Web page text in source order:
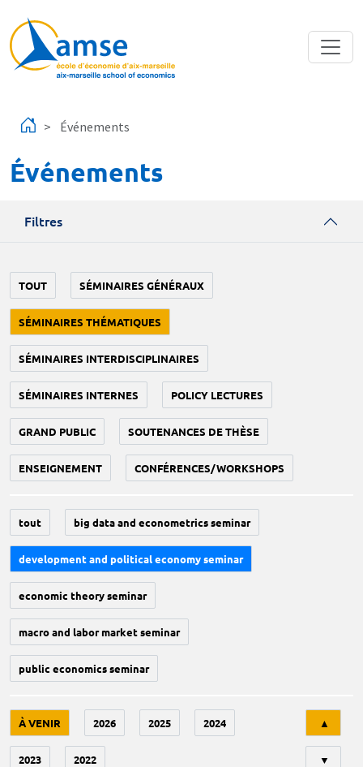
Événements
Événements
Filtres
TOUT SÉMINAIRES GÉNÉRAUX
SÉMINAIRES THÉMATIQUES
SÉMINAIRES INTERDISCIPLINAIRES
SÉMINAIRES INTERNES POLICY LECTURES
GRAND PUBLIC SOUTENANCES DE THÈSE
ENSEIGNEMENT CONFÉRENCES/WORKSHOPS
tout big data and econometrics seminar
development and political economy seminar
economic theory seminar
macro and labor market seminar
public economics seminar
À VENIR 2026 2025 2024
2023 2022
▲
▼